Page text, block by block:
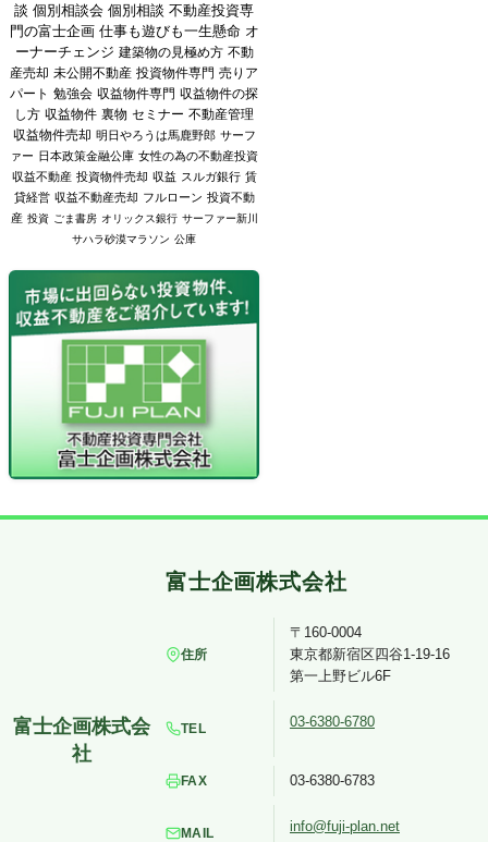
談 個別相談会 個別相談 不動産投資専
門の富士企画 仕事も遊びも一生懸命 オ
ーナーチェンジ 建築物の見極め方 不動
産売却 未公開不動産 投資物件専門 売りア
パート 勉強会 収益物件専門 収益物件の探
し方 収益物件 裏物 セミナー 不動産管理
収益物件売却 明日やろうは馬鹿野郎 サーフ
ァー 日本政策金融公庫 女性の為の不動産投資
収益不動産 投資物件売却 収益 スルガ銀行 賃
貸経営 収益不動産売却 フルローン 投資不動
産 投資 ごま書房 オリックス銀行 サーファー新川
サハラ砂漠マラソン 公庫
住所
〒160-0004
東京都新宿区四谷1-19-16
第一上野ビル6F
TEL 03-6380-6780
FAX 03-6380-6783
MAIL info@fuji-plan.net